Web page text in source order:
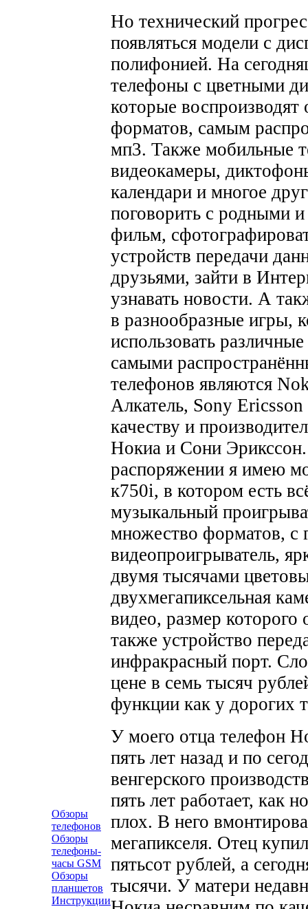
Обзоры
телефонов
Обзоры
телефоны-
часы GSM
Обзоры
планшетов
Инструкции
Но технический
появляться модели с
полифонией. На
телефоны с цветными
которые
форматов, самым
мп3. Также мобильные
видеокамеры,
календари и многое
поговорить с родными
фильм,
устройств передачи
друзьями, зайти в
узнавать новости. А
в разнообразные игры,
использовать
самыми
телефонов являются
Алкатель, Sony
качеству и
Нокиа и Сони
распоряжении я имею
к750i, в котором есть
музыкальный
множество форматов,
видеопроигрыватель,
двумя тысячами
двухмегапиксельная
видео, размер
также устройство
инфракрасный порт.
цене в семь тысяч
функции как у дорогих
У моего отца телефон
пять лет назад и по
венгерского
пять лет работает, как
плох. В него
мегапикселя. Отец
пятьсот рублей, а
тысячи. У матери